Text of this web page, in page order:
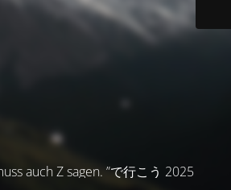
auch Z sagen. ”で行こう 2025